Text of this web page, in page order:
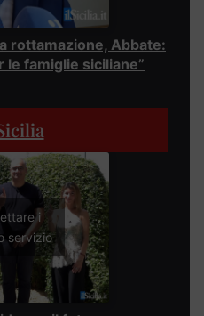
rottamazione, Abbate:
le famiglie siciliane”
i
servizio